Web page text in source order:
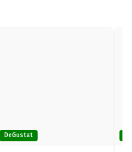
DeGustat